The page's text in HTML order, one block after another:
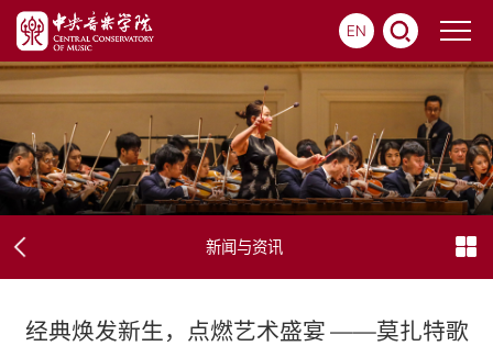
EN
新闻与资讯
经典焕发新生，点燃艺术盛宴 ——莫扎特歌